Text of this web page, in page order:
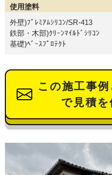
使用塗料
外壁)ﾌﾟﾚﾐｱﾑｼﾘｺﾝ/SR-413
鉄部・木部)ｸﾘｰﾝﾏｲﾙﾄﾞｼﾘｺﾝ
基礎)ﾍﾞｰｽﾌﾟﾛﾃｸﾄ
この施工事
で見積を